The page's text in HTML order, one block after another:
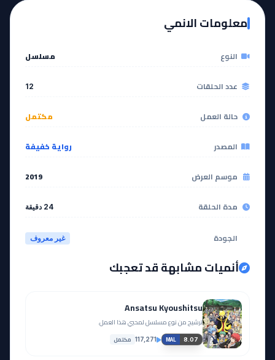
مشاهدة
معلومات الانمي
النوع مسلسل
عدد الحلقات 12
حالة العمل مكتمل
المصدر رواية خفيفة
موسم العرض 2019
مدة الحلقة 24 دقيقة
الجودة غير معروف
أنميات مشابهة قد تعجبك
Ansatsu Kyoushitsu
ترشيح من نوع مسلسل لمحبي هذا العمل.
MAL 8.07
117,271 مكتمل